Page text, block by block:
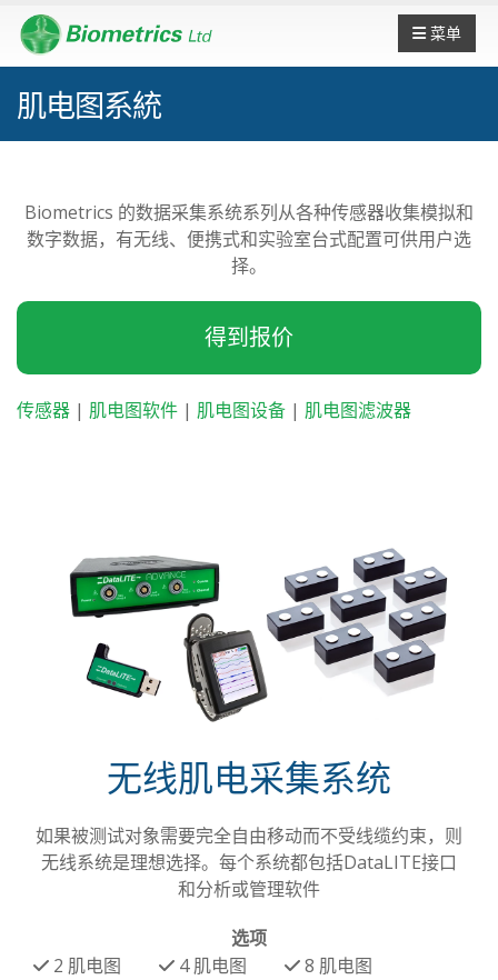
菜单
肌电图系統
Biometrics 的数据采集系统系列从各种传感器收集模拟和
数字数据，有无线、便携式和实验室台式配置可供用户选
择。
得到报价
传感器 | 肌电图软件 | 肌电图设备 | 肌电图滤波器
无线肌电采集系统
如果被测试对象需要完全自由移动而不受线缆约束，则
无线系统是理想选择。每个系统都包括DataLITE接口
和分析或管理软件
选项
2 肌电图 4肌电图 8 肌电图